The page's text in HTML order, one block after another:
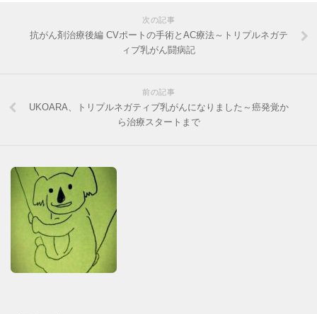
次の記事
抗がん剤治療後編 CVポートの手術とAC療法～トリプルネガテ
ィブ乳がん闘病記
前の記事
UKOARA、トリプルネガティブ乳がんになりました～癌発覚か
ら治療スタートまで